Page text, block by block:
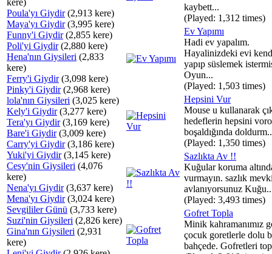
kere)
Poula'yı Giydir(2,913 kere)
Maya'yı Giydir(3,995 kere)
Funny'i Giydir(2,855 kere)
Poli'yi Giydir(2,880 kere)
Hena'nın Giysileri (2,833
kere)
Ferry'i Giydir(3,098 kere)
Pinky'i Giydir(2,968 kere)
lola'nın Giysileri (3,025 kere)
Kely'i Giydir(3,277 kere)
Tera'yı Giydir(3,169 kere)
Bare'i Giydir(3,009 kere)
Carry'yi Giydir(3,186 kere)
Yuki'yi Giydir(3,145 kere)
Cesy'nin Giysileri (4,076
kere)
Nena'yı Giydir(3,637 kere)
Mena'yı Giydir(3,024 kere)
Sevgililer Günü (3,733 kere)
Suzi'nin Giysileri (2,826 kere)
Gina'nın Giysileri (2,931
kere)
kaybett...
(Played: 1,312 times)
Ev Yapımı
Hadi ev yapalım.
Hayalinizdeki evi
yapıp süslemek
Oyun...
(Played: 1,503 times)
Hepsini Vur
Mouse u kullanarak
hedeflerin hepsini
boşaldığında
(Played: 1,350 times)
Sazlıkta Av !!
Kuğular koruma
vurmayın. sazlık
avlanıyorsunuz
(Played: 3,493 times)
Gofret Topla
Minik kahramanımız
çocuk goretlerle dolu
bahçede. Gofretleri